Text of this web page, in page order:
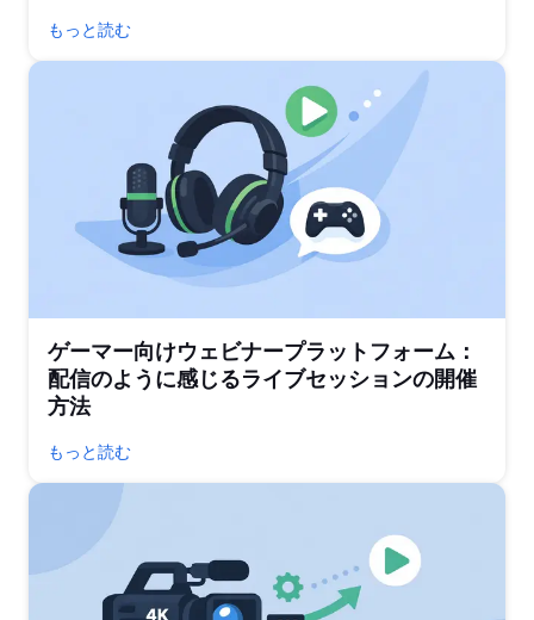
もっと読む
ゲーマー向けウェビナープラットフォーム：
配信のように感じるライブセッションの開催
方法
もっと読む